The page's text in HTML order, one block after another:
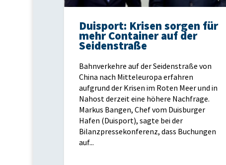
Duisport: Krisen sorgen für
mehr Container auf der
Seidenstraße
Bahnverkehre auf der Seidenstraße von
China nach Mitteleuropa erfahren
aufgrund der Krisen im Roten Meer und in
Nahost derzeit eine höhere Nachfrage.
Markus Bangen, Chef vom Duisburger
Hafen (Duisport), sagte bei der
Bilanzpressekonferenz, dass Buchungen
auf...